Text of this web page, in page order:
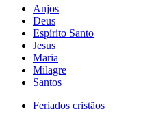
Anjos
Deus
Espírito Santo
Jesus
Maria
Milagre
Santos
Feriados cristãos